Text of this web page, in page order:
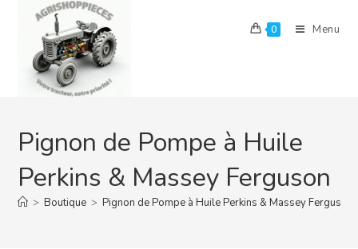
content
0 Menu
Pignon de Pompe à Huile
Perkins & Massey Ferguson
> Boutique > Pignon de Pompe à Huile Perkins & Massey Ferguson